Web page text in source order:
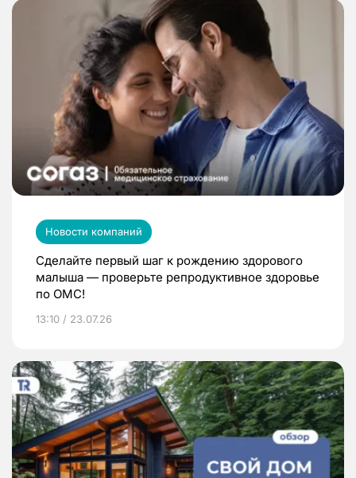
Новости компаний
Сделайте первый шаг к рождению здорового
малыша — проверьте репродуктивное здоровье
по ОМС!
13:10 / 23.07.26